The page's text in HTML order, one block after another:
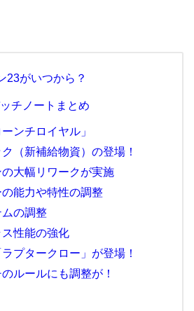
23がいつから？
チノートまとめ
ンチロイヤル」
（新補給物資）の登場！
大幅リワークが実施
能力や特性の調整
の調整
性能の強化
プタークロー」が登場！
ルールにも調整が！